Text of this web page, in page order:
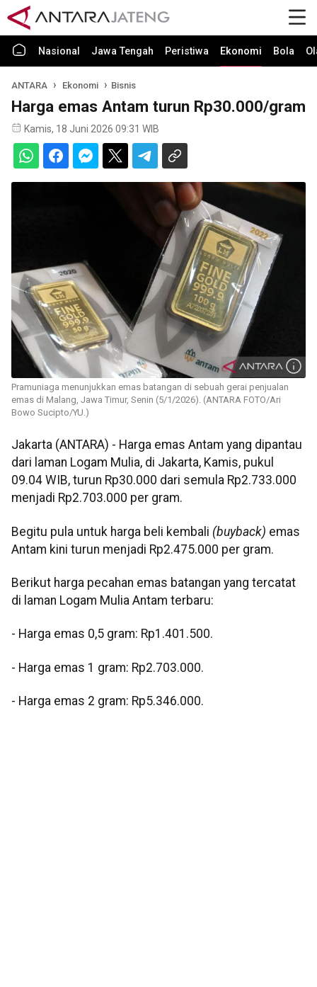
Nasional Jawa Tengah Peristiwa Ekonomi Bola
ANTARA Ekonomi Bisnis
Harga emas Antam turun Rp30.000/gram
Kamis, 18 Juni 2026 09:31 WIB
Pramuniaga menunjukkan emas batangan di sebuah gerai penjualan
emas di Malang, Jawa Timur, Senin (5/1/2026). (ANTARA FOTO/Ari
Bowo Sucipto/YU.)
Jakarta (ANTARA) - Harga emas Antam yang dipantau
dari laman Logam Mulia, di Jakarta, Kamis, pukul
09.04 WIB, turun Rp30.000 dari semula Rp2.733.000
menjadi Rp2.703.000 per gram.
‎Begitu pula untuk harga beli kembali (buyback) emas
Antam kini turun menjadi Rp2.475.000 per gram.
Berikut harga pecahan emas batangan yang tercatat
di laman Logam Mulia Antam terbaru:
‎‎- Harga emas 0,5 gram: Rp1.401.500.
‎- Harga emas 1 gram: Rp2.703.000.
‎- Harga emas 2 gram: Rp5.346.000.